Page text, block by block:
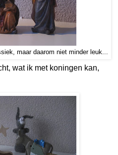
maar daarom niet minder leuk...
wat ik met koningen kan,